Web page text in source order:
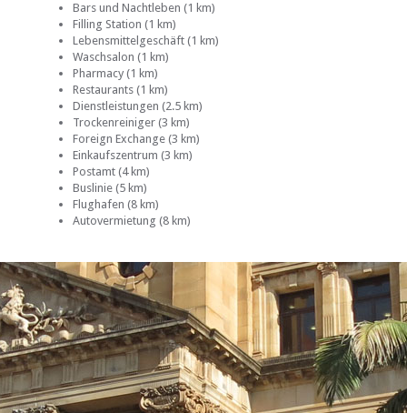
Bars und Nachtleben (1 km)
Filling Station (1 km)
Lebensmittelgeschäft (1 km)
Waschsalon (1 km)
Pharmacy (1 km)
Restaurants (1 km)
Dienstleistungen (2.5 km)
Trockenreiniger (3 km)
Foreign Exchange (3 km)
Einkaufszentrum (3 km)
Postamt (4 km)
Buslinie (5 km)
Flughafen (8 km)
Autovermietung (8 km)